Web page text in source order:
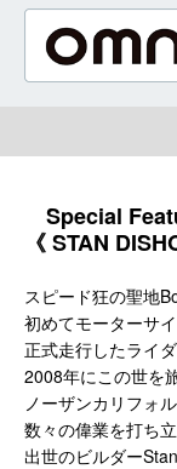
Special
《 STAN
スピード狂の聖地
初めてモーターサ
正式走行したライ
2008年にこの世を
ノーザンカリフォ
数々の偉業を打ち
出世のビルダー